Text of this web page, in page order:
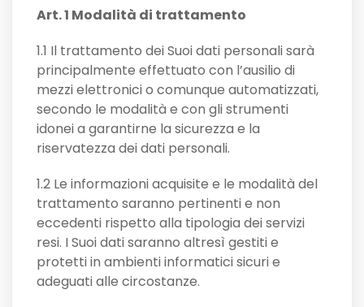
Art. 1 Modalità di trattamento
1.1 Il trattamento dei Suoi dati personali sarà
principalmente effettuato con l’ausilio di
mezzi elettronici o comunque automatizzati,
secondo le modalità e con gli strumenti
idonei a garantirne la sicurezza e la
riservatezza dei dati personali.
1.2 Le informazioni acquisite e le modalità del
trattamento saranno pertinenti e non
eccedenti rispetto alla tipologia dei servizi
resi. I Suoi dati saranno altresì gestiti e
protetti in ambienti informatici sicuri e
adeguati alle circostanze.